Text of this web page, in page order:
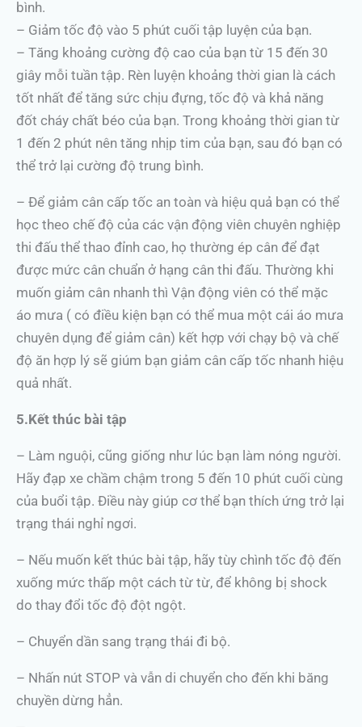
bình.
– Giảm tốc độ vào 5 phút cuối tập luyện của bạn.
– Tăng khoảng cường độ cao của bạn từ 15 đến 30
giây mỗi tuần tập. Rèn luyện khoảng thời gian là cách
tốt nhất để tăng sức chịu đựng, tốc độ và khả năng
đốt cháy chất béo của bạn. Trong khoảng thời gian từ
1 đến 2 phút nên tăng nhịp tim của bạn, sau đó bạn có
thể trở lại cường độ trung bình.
– Để giảm cân cấp tốc an toàn và hiệu quả bạn có thể
học theo chế độ của các vận động viên chuyên nghiệp
thi đấu thể thao đỉnh cao, họ thường ép cân để đạt
được mức cân chuẩn ở hạng cân thi đấu. Thường khi
muốn giảm cân nhanh thì Vận động viên có thể mặc
áo mưa ( có điều kiện bạn có thể mua một cái áo mưa
chuyên dụng để giảm cân) kết hợp với chạy bộ và chế
độ ăn hợp lý sẽ giúm bạn giảm cân cấp tốc nhanh hiệu
quả nhất.
5.Kết thúc bài tập
– Làm nguội, cũng giống như lúc bạn làm nóng người.
Hãy đạp xe chầm chậm trong 5 đến 10 phút cuối cùng
của buổi tập. Điều này giúp cơ thể bạn thích ứng trở lại
trạng thái nghỉ ngơi.
– Nếu muốn kết thúc bài tập, hãy tùy chình tốc độ đến
xuống mức thấp một cách từ từ, để không bị shock
do thay đổi tốc độ đột ngột.
– Chuyển dần sang trạng thái đi bộ.
– Nhấn nút STOP và vẫn di chuyển cho đến khi băng
chuyền dừng hẳn.